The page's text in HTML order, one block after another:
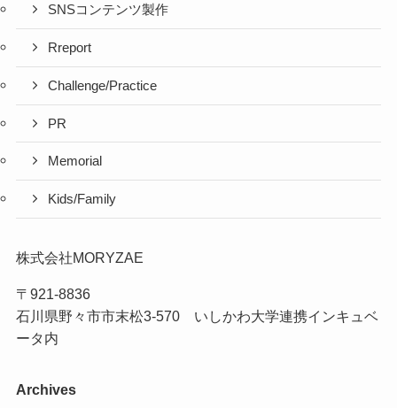
SNSコンテンツ製作
Rreport
Challenge/Practice
PR
Memorial
Kids/Family
株式会社MORYZAE
〒921-8836
石川県野々市市末松3-570 いしかわ大学連携インキュベ
ータ内
Archives